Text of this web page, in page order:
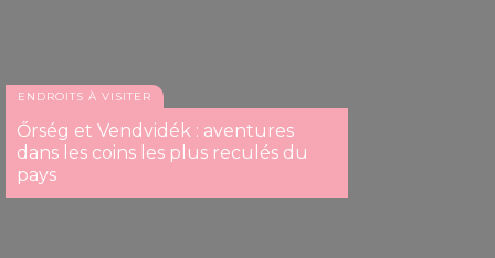
ENDROITS À VISITER
Őrség et Vendvidék : aventures
dans les coins les plus reculés du
pays